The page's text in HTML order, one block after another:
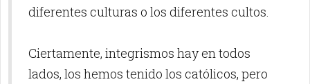
diferentes culturas o los diferentes cultos.
Ciertamente, integrismos hay en todos
lados, los hemos tenido los católicos, pero